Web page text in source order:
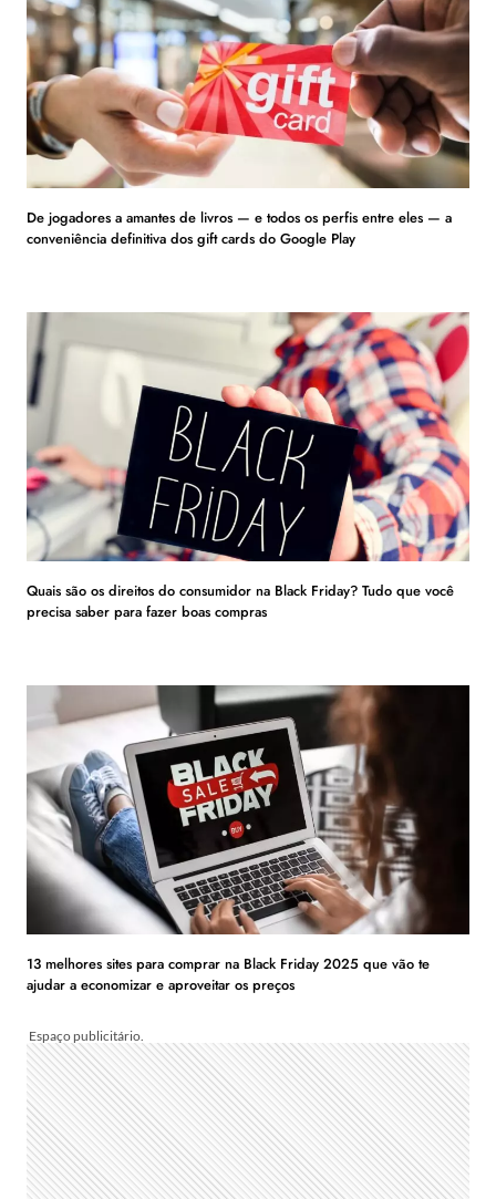
De jogadores a amantes de livros — e todos os perfis entre eles — a
conveniência definitiva dos gift cards do Google Play
Quais são os direitos do consumidor na Black Friday? Tudo que você
precisa saber para fazer boas compras
13 melhores sites para comprar na Black Friday 2025 que vão te
ajudar a economizar e aproveitar os preços